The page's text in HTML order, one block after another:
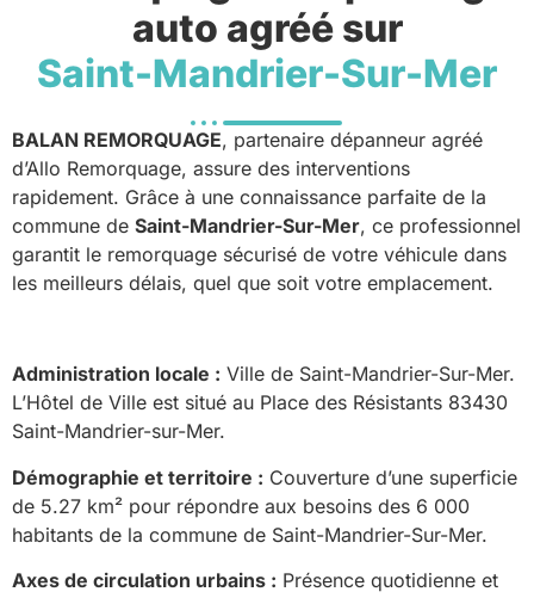
auto agréé sur
Saint-Mandrier-Sur-Mer
BALAN REMORQUAGE, partenaire dépanneur agréé
d’Allo Remorquage, assure des interventions
rapidement. Grâce à une connaissance parfaite de la
commune de Saint-Mandrier-Sur-Mer, ce professionnel
garantit le remorquage sécurisé de votre véhicule dans
les meilleurs délais, quel que soit votre emplacement.
Administration locale : Ville de Saint-Mandrier-Sur-Mer.
L’Hôtel de Ville est situé au Place des Résistants 83430
Saint-Mandrier-sur-Mer.
Démographie et territoire : Couverture d’une superficie
de 5.27 km² pour répondre aux besoins des 6 000
habitants de la commune de Saint-Mandrier-Sur-Mer.
Axes de circulation urbains : Présence quotidienne et